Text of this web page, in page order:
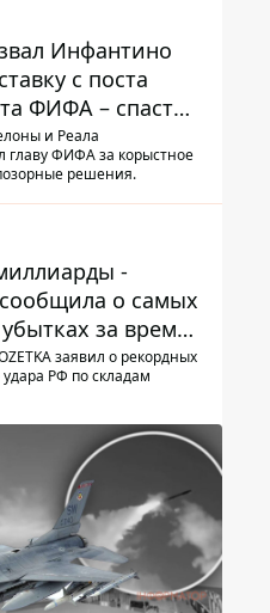
Инфантино
с поста
ФИФА – спасти
не поздно
и Реала
главу ФИФА за корыстное
решения.
-
сообщила о самых
за время
компании
заявил о рекордных
удара РФ по складам